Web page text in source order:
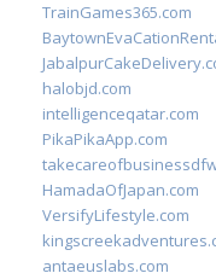
TrainGames365.com
halobjd.com
intelligenceqatar.com
PikaPikaApp.com
HamadaOfJapan.com
VersifyLifestyle.com
antaeuslabs.com